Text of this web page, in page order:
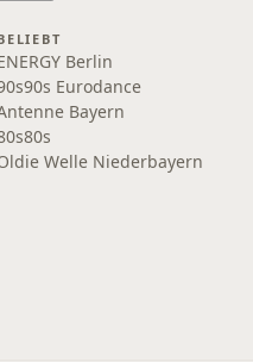
Berlin
Eurodance
Bayern
Welle Niederbayern